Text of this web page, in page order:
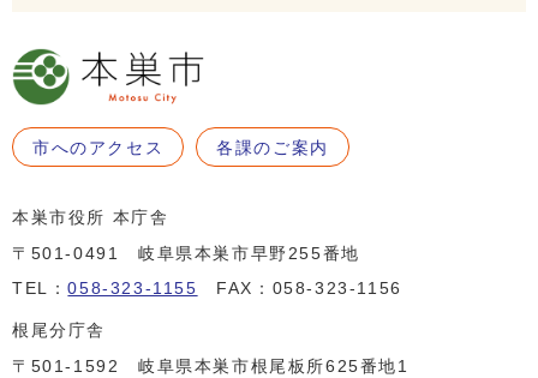
市へのアクセス 各課のご案内
本巣市役所 本庁舎
〒501-0491 岐阜県本巣市早野255番地
TEL：058-323-1155 FAX：058-323-1156
根尾分庁舎
〒501-1592 岐阜県本巣市根尾板所625番地1